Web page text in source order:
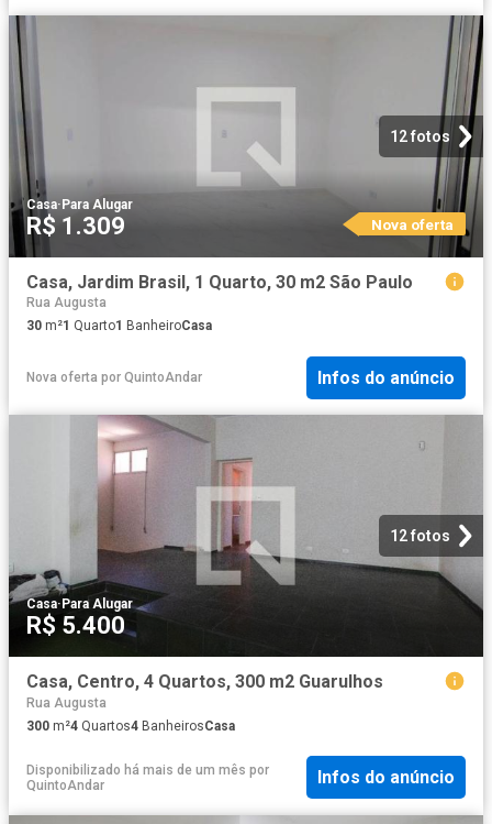
12 fotos
Casa·Para Alugar
R$ 1.309 Nova oferta
Casa, Jardim Brasil, 1 Quarto, 30 m2 São Paulo
Rua Augusta
30 m²1 Quarto1 BanheiroCasa
Nova oferta por QuintoAndar Infos do anúncio
12 fotos
Casa· Para Alugar
R$ 5.400
Casa, Centro, 4 Quartos, 300 m2 Guarulhos
Rua Augusta
300 m²4 Quartos4 BanheirosCasa
Disponibilizado há mais de um mês por
QuintoAndar
Infos do anúncio